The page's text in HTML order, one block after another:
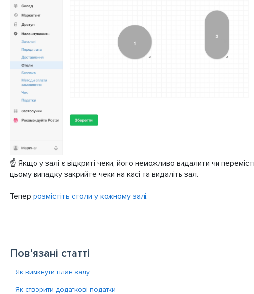
☝️ Якщо у залі є відкриті чеки, його неможливо видалити чи
цьому випадку закрийте чеки на касі та видаліть зал.
Тепер розмістіть столи у кожному залі.
Пов’язані статті
Як вимкнути план залу
Як створити додаткові податки